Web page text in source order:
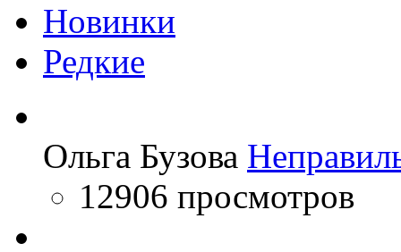
Новинки
Редкие
Ольга Бузова
12906 просмотров